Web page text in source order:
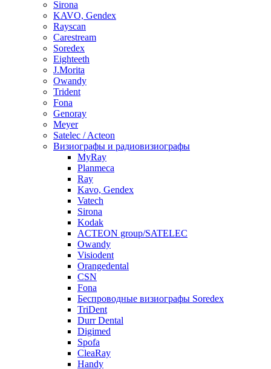
Sirona
KAVO, Gendex
Rayscan
Carestream
Soredex
Eighteeth
J.Morita
Owandy
Trident
Fona
Genoray
Meyer
Satelec / Acteon
Визиографы и радиовизиографы
MyRay
Planmeca
Ray
Kavo, Gendex
Vatech
Sirona
Kodak
ACTEON group/SATELEC
Owandy
Visiodent
Orangedental
CSN
Fona
Беспроводные визиографы Soredex
TriDent
Durr Dental
Digimed
Spofa
CleaRay
Handy